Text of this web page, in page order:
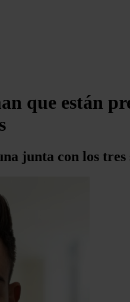
que están
junta con los